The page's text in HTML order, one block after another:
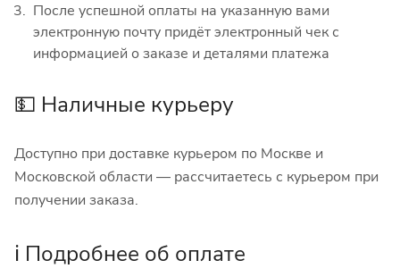
После успешной оплаты на указанную вами
электронную почту придёт электронный чек с
информацией о заказе и деталями платежа
💵 Наличные курьеру
Доступно при доставке курьером по Москве и
Московской области — рассчитаетесь с курьером при
получении заказа.
ℹ️ Подробнее об оплате